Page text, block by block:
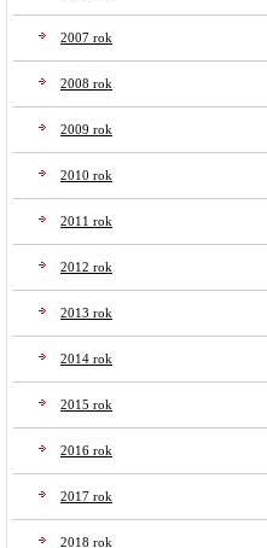
2007 rok
2008 rok
2009 rok
2010 rok
2011 rok
2012 rok
2013 rok
2014 rok
2015 rok
2016 rok
2017 rok
2018 rok